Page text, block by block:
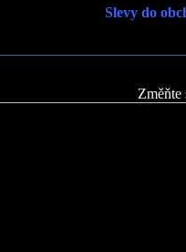
Slevy do
Změňte